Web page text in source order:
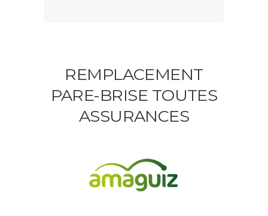
REMPLACEMENT
PARE-BRISE TOUTES
ASSURANCES